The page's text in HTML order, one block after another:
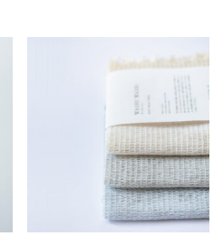
4,400
で
し
た。
価
は
2,200
円
で
す。